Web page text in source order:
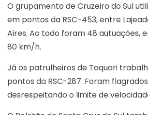
O grupamento de Cruzeiro do Sul
em pontos da RSC-453, entre
Aires. Ao todo foram 48 autuações,
80 km/h.
Já os patrulheiros de Taquari
pontos da RSC-287. Foram
desrespeitando o limite de